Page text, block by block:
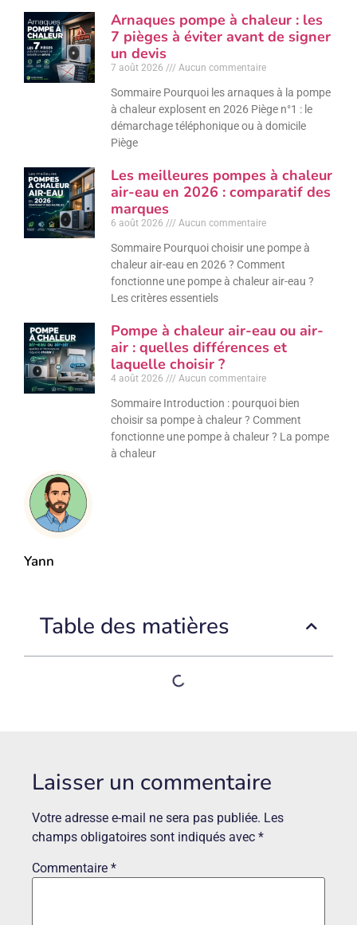
Yann
Table des matières
Arnaques pompe à chaleur : les
7 pièges à éviter avant de signer
un devis
7 août 2026 Aucun commentaire
Sommaire Pourquoi les arnaques à la pompe
à chaleur explosent en 2026 Piège n°1 : le
démarchage téléphonique ou à domicile
Piège
Les meilleures pompes à chaleur
air-eau en 2026 : comparatif des
marques
6 août 2026 Aucun commentaire
Sommaire Pourquoi choisir une pompe à
chaleur air-eau en 2026 ? Comment
fonctionne une pompe à chaleur air-eau ?
Les critères essentiels
Pompe à chaleur air-eau ou air-
air : quelles différences et
laquelle choisir ?
4 août 2026 Aucun commentaire
Sommaire Introduction : pourquoi bien
choisir sa pompe à chaleur ? Comment
fonctionne une pompe à chaleur ? La pompe
à chaleur
Laisser un commentaire
Votre adresse e-mail ne sera pas publiée. Les
champs obligatoires sont indiqués avec *
Commentaire *